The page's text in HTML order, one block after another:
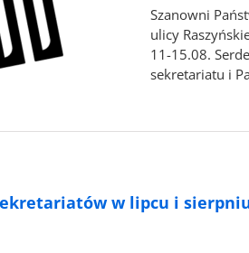
Szanowni
ulicy
11-15.08.
sekretariatu i
w lipcu i